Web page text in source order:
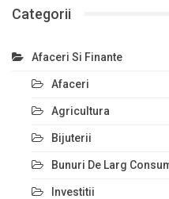
Categorii
Afaceri Si Finante
Afaceri
Agricultura
Bijuterii
Bunuri De Larg
Investitii